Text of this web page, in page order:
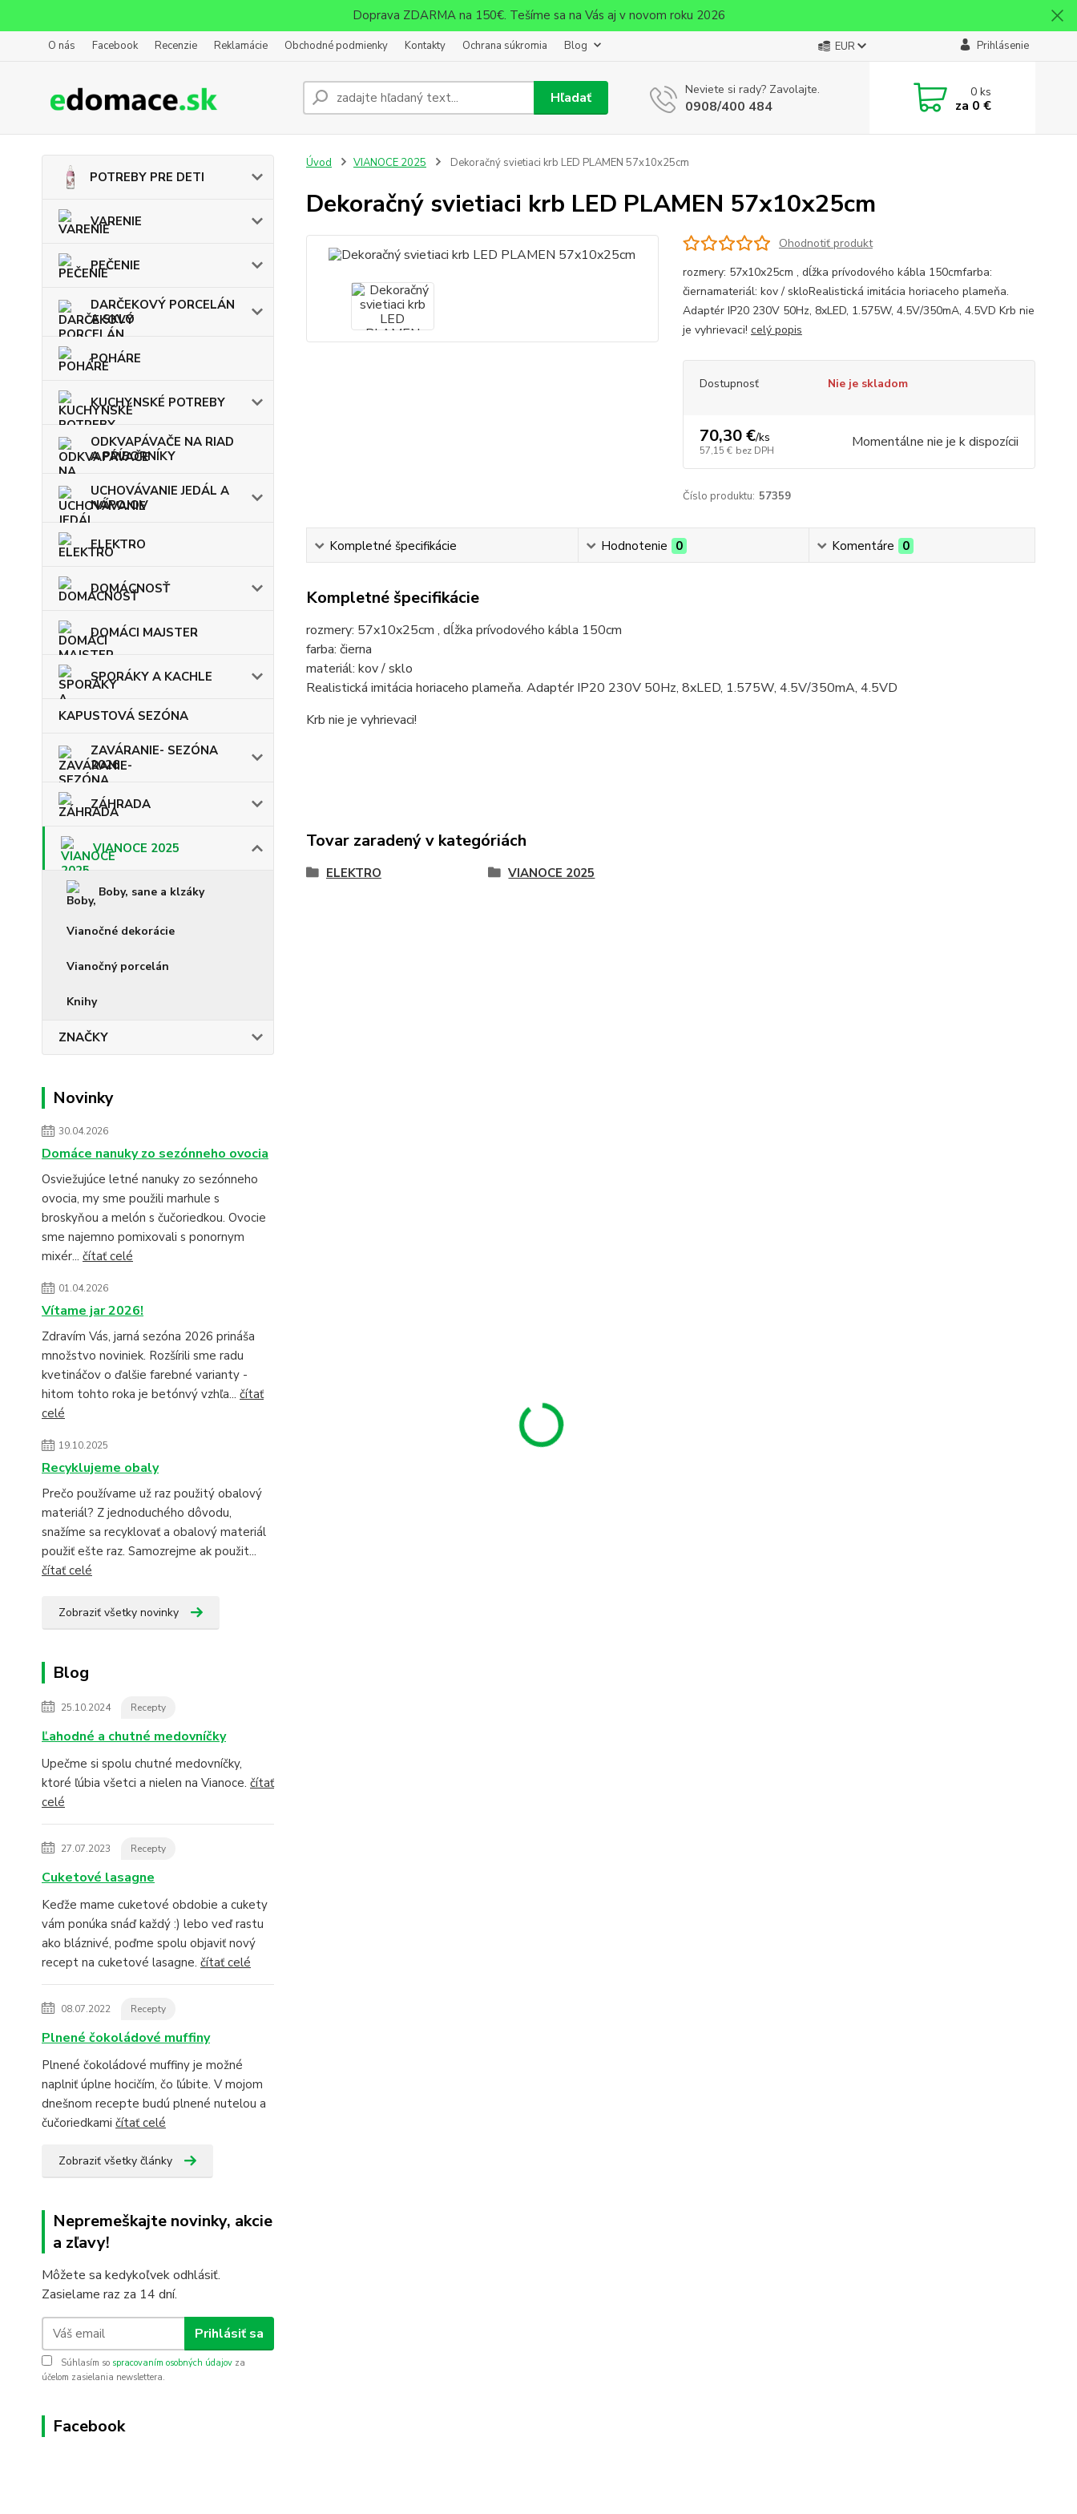
Doprava ZDARMA na 150€. Tešíme sa na Vás aj v novom roku 2026
O nás Facebook Recenzie Reklamácie Obchodné podmienky Kontakty Ochrana súkromia Blog EUR Prihlásenie
Hľadať Neviete si rady? Zavolajte.
0908/400 484
0ks
za 0 €
POTREBY PRE DETI
VARENIE
PEČENIE
DARČEKOVÝ PORCELÁN
A SKLO
POHÁRE
KUCHYNSKÉ POTREBY
ODKVAPÁVAČE NA RIAD
A PRÍBORNÍKY
UCHOVÁVANIE JEDÁL A
NÁPOJOV
ELEKTRO
DOMÁCNOSŤ
DOMÁCI MAJSTER
SPORÁKY A KACHLE
KAPUSTOVÁ SEZÓNA
ZAVÁRANIE- SEZÓNA
2026
ZÁHRADA
VIANOCE 2025
Boby, sane a klzáky
Vianočné dekorácie
Vianočný porcelán
Knihy
ZNAČKY
Novinky
30.04.2026
Domáce nanuky zo sezónneho ovocia
Osviežujúce letné nanuky zo sezónneho
ovocia, my sme použili marhule s
broskyňou a melón s čučoriedkou. Ovocie
sme najemno pomixovali s ponornym
mixér... čítať celé
01.04.2026
Vítame jar 2026!
Zdravím Vás, jarná sezóna 2026 prináša
množstvo noviniek. Rozšírili sme radu
kvetináčov o ďalšie farebné varianty -
hitom tohto roka je betónvý vzhľa... čítať
celé
19.10.2025
Recyklujeme obaly
Prečo používame už raz použitý obalový
materiál? Z jednoduchého dôvodu,
snažíme sa recyklovať a obalový materiál
použiť ešte raz. Samozrejme ak použit...
čítať celé
Zobraziť všetky novinky
Blog
25.10.2024 Recepty
Ľahodné a chutné medovníčky
Upečme si spolu chutné medovníčky,
ktoré ľúbia všetci a nielen na Vianoce. čítať
celé
27.07.2023 Recepty
Cuketové lasagne
Keďže mame cuketové obdobie a cukety
vám ponúka snáď každý :) lebo veď rastu
ako bláznivé, poďme spolu objaviť nový
recept na cuketové lasagne. čítať celé
08.07.2022 Recepty
Plnené čokoládové muffiny
Plnené čokoládové muffiny je možné
naplniť úplne hocičím, čo ľúbite. V mojom
dnešnom recepte budú plnené nutelou a
čučoriedkami čítať celé
Zobraziť všetky články
Nepremeškajte novinky, akcie
a zľavy!
Môžete sa kedykoľvek odhlásiť.
Zasielame raz za 14 dní.
Prihlásiť sa
Súhlasím so spracovaním osobných údajov za
účelom zasielania newslettera.
Facebook
Úvod VIANOCE 2025 Dekoračný svietiaci krb LED PLAMEN 57x10x25cm
Dekoračný svietiaci krb LED PLAMEN 57x10x25cm
Ohodnotiť produkt
rozmery: 57x10x25cm , dĺžka prívodového kábla 150cmfarba:
čiernamateriál: kov / skloRealistická imitácia horiaceho plameňa.
Adaptér IP20 230V 50Hz, 8xLED, 1.575W, 4.5V/350mA, 4.5VD Krb nie
je vyhrievaci! celý popis
Dostupnosť Nie je skladom
70,30 €/ks
57,15 € bez DPH Momentálne nie je k dispozícii
Číslo produktu: 57359
Kompletné špecifikácie Hodnotenie 0 Komentáre 0
Kompletné špecifikácie
rozmery: 57x10x25cm , dĺžka prívodového kábla 150cm
farba: čierna
materiál: kov / sklo
Realistická imitácia horiaceho plameňa. Adaptér IP20 230V 50Hz, 8xLED, 1.575W, 4.5V/350mA, 4.5VD
Krb nie je vyhrievaci!
Tovar zaradený v kategóriách
ELEKTRO VIANOCE 2025